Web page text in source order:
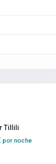
Tillili
por noche